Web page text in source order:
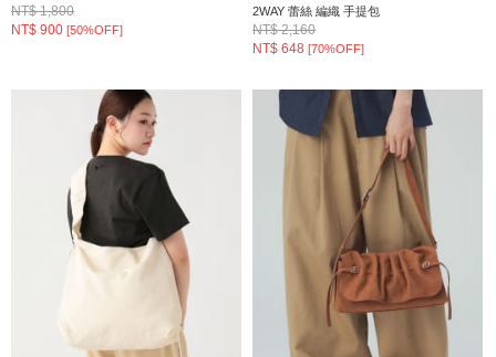
NT$ 1,800
NT$ 900 [50%OFF]
2WAY 蕾絲 編織 手提包
NT$ 2,160
NT$ 648[70%OFF]